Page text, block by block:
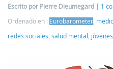
Escrito por Pierre Dieumegard
1
Ordenado en : Eurobarometer
redes sociales salud mental jóvenes